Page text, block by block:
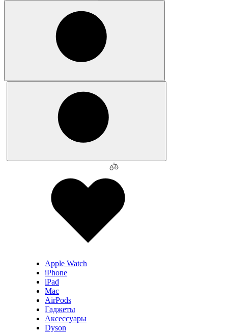
Apple Watch
iPhone
iPad
Mac
AirPods
Гаджеты
Аксессуары
Dyson